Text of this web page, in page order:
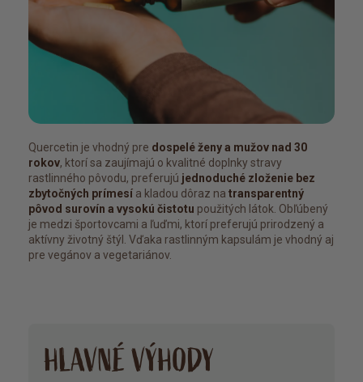
Quercetin je vhodný pre dospelé ženy a mužov nad 30
rokov, ktorí sa zaujímajú o kvalitné doplnky stravy
rastlinného pôvodu, preferujú jednoduché zloženie bez
zbytočných prímesí a kladou dôraz na transparentný
pôvod surovín a vysokú čistotu použitých látok. Obľúbený
je medzi športovcami a ľuďmi, ktorí preferujú prirodzený a
aktívny životný štýl. Vďaka rastlinným kapsulám je vhodný aj
pre vegánov a vegetariánov.
HLAVNÉ VÝHODY